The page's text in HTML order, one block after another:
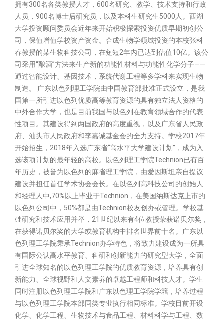
拥有300名各类教授人才，600名研究、教学、技术支持和行政
人员，900名博士后研究员，以及本科生研究生5000人。西湖
大学投资顾问委员会近年来开始积极探索投资优质早期初创公
司，保值增值学校资产资金。合成生物学领域投资的本校张科
春教授的某生物科技公司，在短短2年内已达到估值10亿。该公
司采用“酿酒”方法来生产新的功能性材料与功能性化学分子——
通过智能设计、基因技术，系统代谢工程等多学科来实现生物
制造。 广东以色列理工学院由中国教育部批准正式设立，是我
国第一所引进以色列优质高等教育资源的具有独立法人资格的
中外合作大学，也是目前我国与以色列在教育领域合作的代表
性项目。其建设得到两国政府的高度重视，以及广东省人民政
府、汕头市人民政府和李嘉诚基金会的全力支持。学校2017年
开始招生，2018年入选广东省“高水平大学建设计划”，成为入
选该项计划的最年轻的高校。以色列理工学院Technion已有百
年历史，被誉为以色列的麻省理工学院，由爱因斯坦亲自提议
建设并担任首任学术协会会长。在以色列高科技公司的创始人
和经理人中,70%以上毕业于Technion，在美国纳斯达克上市的
以色列公司中，50%都是由Technion校友创办或管理。学校基
础研究和技术应用并举，21世纪以来有4位教授荣获诺贝尔奖，
在获得诺贝尔奖的大学或教育机构中排名世界前十名。广东以
色列理工学院秉承Technion办学特色，将致力建设成为一所具
有国际公认高水平教育、科研和创新能力的研究型大学，全面
引进全球知名的以色列理工学院的优质教育资源，培养具有创
新能力、全球视野和人文素养的卓越工程师和科技人才。学生
同时注册以色列理工学院和广东以色理工学院学籍，培养过程
与以色列理工学院本部同类专业执行相同标准。学校目前开设
化学、化学工程、生物技术与食品工程、材料科学与工程、数